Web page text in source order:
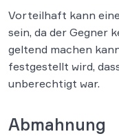
Vorteilhaft kann
sein, da der Gegner
geltend machen
festgestellt wird,
unberechtigt war.
Abmahnung